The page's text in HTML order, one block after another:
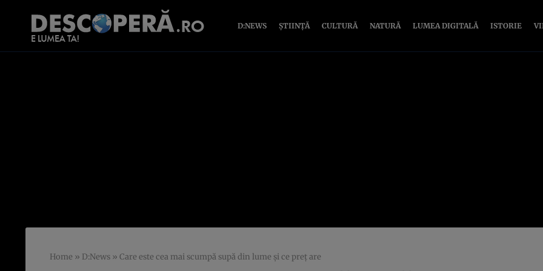
D:NEWS ȘTIINȚĂ CULTURĂ NATURĂ LUMEA DIGITALĂ ISTORIE
Home » D:News » Care este cea mai scumpă supă din lume şi ce preţ are